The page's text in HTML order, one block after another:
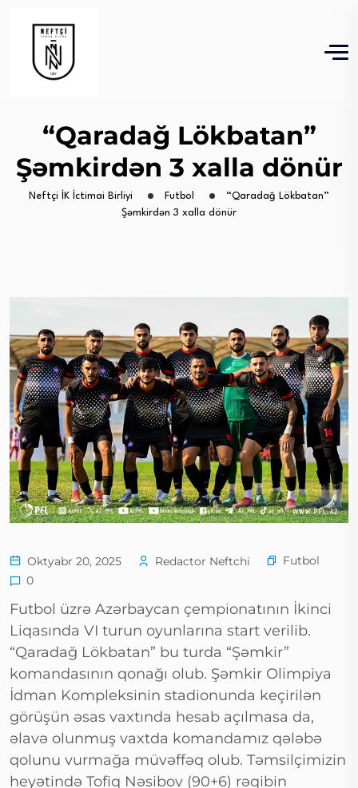
“Qaradağ Lökbatan”
Şəmkirdən 3 xalla dönür
Neftçi İK İctimai Birliyi Futbol
“Qaradağ Lökbatan”
Şəmkirdən 3 xalla dönür
Oktyabr 20, 2025 Redactor Neftchi
Futbol
0
Futbol üzrə Azərbaycan çempionatının İkinci
Liqasında VI turun oyunlarına start verilib.
“Qaradağ Lökbatan” bu turda “Şəmkir”
komandasının qonağı olub. Şəmkir Olimpiya
İdman Kompleksinin stadionunda keçirilən
görüşün əsas vaxtında hesab açılmasa da,
əlavə olunmuş vaxtda komandamız qələbə
qolunu vurmağa müvəffəq olub. Təmsilçimizin
heyətində Tofiq Nəsibov (90+6) rəqibin